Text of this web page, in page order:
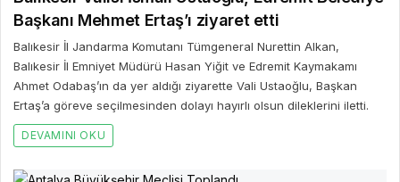
Başkanı Mehmet Ertaş’ı ziyaret etti
Balıkesir İl Jandarma Komutanı Tümgeneral Nurettin Alkan,
Balıkesir İl Emniyet Müdürü Hasan Yiğit ve Edremit Kaymakamı
Ahmet Odabaş’ın da yer aldığı ziyarette Vali Ustaoğlu, Başkan
Ertaş’a göreve seçilmesinden dolayı hayırlı olsun dileklerini iletti.
DEVAMINI OKU